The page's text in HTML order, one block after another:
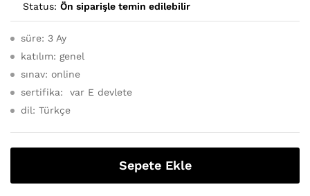
Status: Ön siparişle temin edilebilir
süre: 3 Ay
katılım: genel
sınav: online
sertifika: var E devlete
dil: Türkçe
Sepete Ekle